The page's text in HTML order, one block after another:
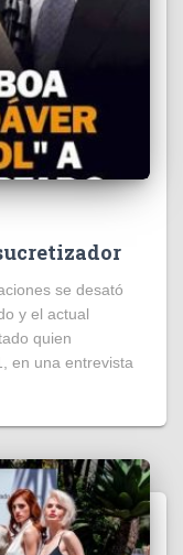
se desató
y el actual
quien
en una entrevista